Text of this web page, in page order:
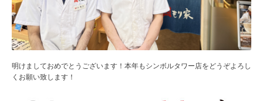
明けましておめでとうございます！本年もシンボルタワー店をどうぞよろし
くお願い致します！